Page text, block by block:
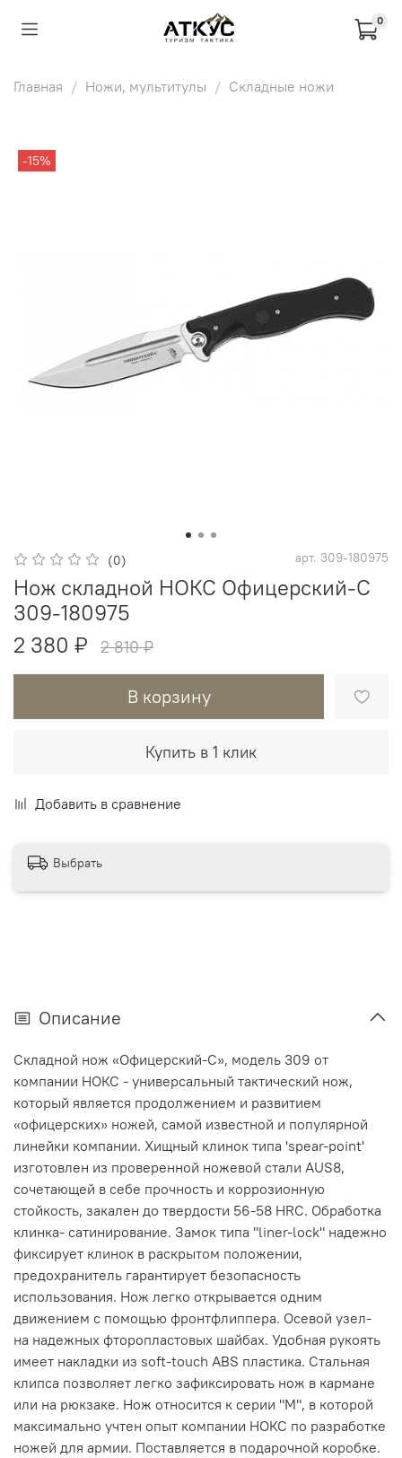
0
Главная Ножи, мультитулы Складные ножи
-15%
(0) арт. 309-180975
Нож складной НОКС Офицерский-С
309-180975
2 380 ₽
2 810 ₽
В корзину
Купить в 1 клик
Добавить в сравнение
Выбрать
Описание
Складной нож «Офицерский-С», модель 309 от
компании НОКС - универсальный тактический нож,
который является продолжением и развитием
«офицерских» ножей, самой известной и популярной
линейки компании. Хищный клинок типа 'spear-point'
изготовлен из проверенной ножевой стали AUS8,
сочетающей в себе прочность и коррозионную
стойкость, закален до твердости 56-58 HRC. Обработка
клинка- сатинирование. Замок типа "liner-lock" надежно
фиксирует клинок в раскрытом положении,
предохранитель гарантирует безопасность
использования. Нож легко открывается одним
движением с помощью фронтфлиппера. Осевой узел-
на надежных фторопластовых шайбах. Удобная рукоять
имеет накладки из soft-touch ABS пластика. Стальная
клипса позволяет легко зафиксировать нож в кармане
или на рюкзаке. Нож относится к серии "M", в которой
максимально учтен опыт компании НОКС по разработке
ножей для армии. Поставляется в подарочной коробке.